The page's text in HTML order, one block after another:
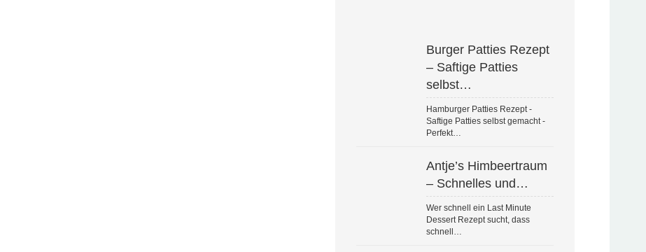
Burger Patties Rezept
– Saftige Patties
selbst…
Hamburger Patties Rezept -
Saftige Patties selbst gemacht -
Perfekt…
Antje’s Himbeertraum
– Schnelles und…
Wer schnell ein Last Minute
Dessert Rezept sucht, dass
schnell…